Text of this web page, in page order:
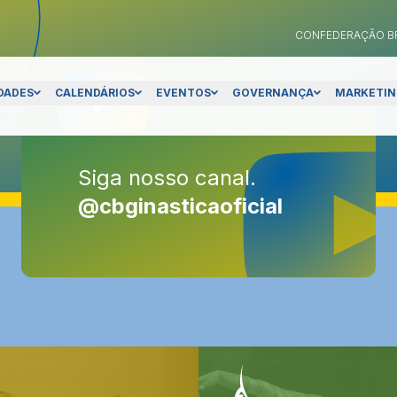
CONFEDERAÇÃO
CALENDÁRIOS EVENTOS GOVERNANÇA
Siga nosso canal.
@cbginasticaoficial
Siga nosso canal.
@cbginasticaoficial